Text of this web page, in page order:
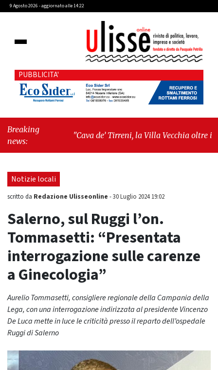
9 Agosto 2026 - aggiornato alle 14:22
PUBBLICITA'
Breaking
news:
"Cava de’ Tirreni, la Villa Vecchia oltre i
seduta consiliare: “Serve chiarezza!”"
Notizie locali
scritto da Redazione Ulisseonline -30 Luglio 2024 19:02
Salerno, sul Ruggi l’on.
Tommasetti: “Presentata
interrogazione sulle carenze
a Ginecologia”
Aurelio Tommasetti, consigliere regionale della Campania della
Lega, con una interrogazione indirizzata al presidente Vincenzo
De Luca mette in luce le criticità presso il reparto dell’ospedale
Ruggi di Salerno